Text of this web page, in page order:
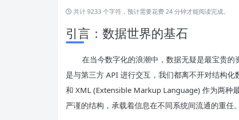
共计 9233 个字符，预计需要花费 24 分钟才能阅读完成。
引言：数据世界的基石
在当今数字化的浪潮中，数据无疑是最宝贵
是与第三方 API 进行交互，我们都离不开对结构
和 XML (Extensible Markup Language) 作为两种
严谨的结构，承载着信息在不同系统间流通的重任。